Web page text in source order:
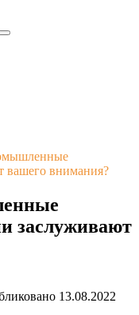
вашего внимания?
заслуживают
13.08.2022